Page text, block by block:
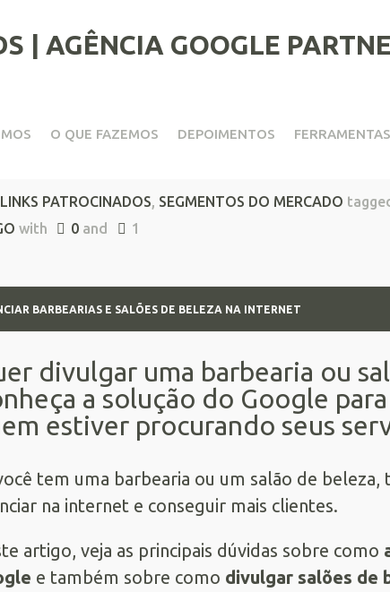
O QUE FAZEMOS DEPOIMENTOS FERRAMENTAS
e salões de beleza
LINKS PATROCINADOS, SEGMENTOS DO MERCADO
with 0 and 1
BARBEARIAS E SALÕES DE BELEZA NA INTERNET
divulgar uma barbearia ou
a solução do Google
estiver procurando seus
tem uma barbearia ou um salão de
na internet e conseguir mais clientes.
artigo, veja as principais dúvidas sobre como
e também sobre como divulgar salões de